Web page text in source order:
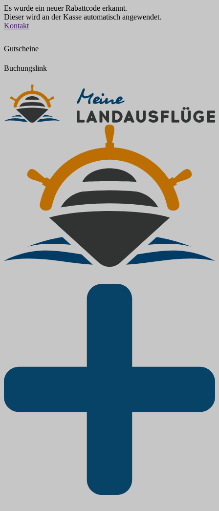
Es wurde ein neuer Rabattcode erkannt.
Dieser wird an der Kasse automatisch angewendet.
Zum
Kontakt
Gutscheine
Buchungslink